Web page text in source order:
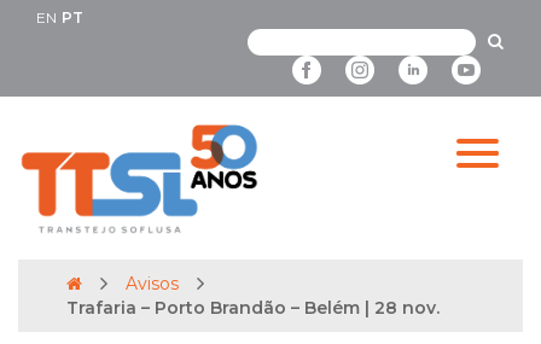
EN PT
Avisos
Trafaria – Porto Brandão – Belém | 28 nov.